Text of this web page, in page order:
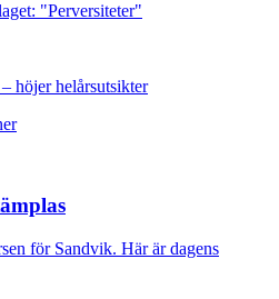
"Perversiteter"
höjer helårsutsikter
för Sandvik. Här är dagens